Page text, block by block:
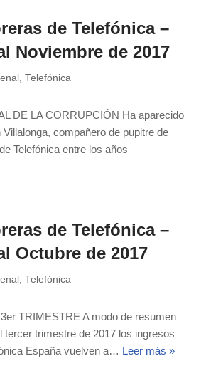
de Telefónica –
Noviembre de 2017
, Telefónica
DE LA CORRUPCIÓN Ha aparecido
compañero de pupitre de
Telefónica entre los años
de Telefónica –
Octubre de 2017
, Telefónica
TRIMESTRE A modo de resumen
tercer trimestre de 2017 los ingresos
España vuelven a… Leer más »